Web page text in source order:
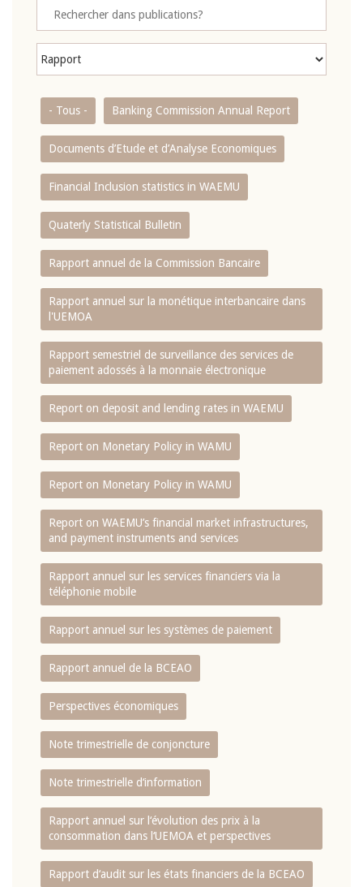
- Tous - Banking Commission Annual Report
Documents d’Etude et d’Analyse Economiques
Financial Inclusion statistics in WAEMU
Quaterly Statistical Bulletin
Rapport annuel de la Commission Bancaire
Rapport annuel sur la monétique interbancaire dans
l'UEMOA
Rapport semestriel de surveillance des services de
paiement adossés à la monnaie électronique
Report on deposit and lending rates in WAEMU
Report on Monetary Policy in WAMU
Report on Monetary Policy in WAMU
Report on WAEMU’s financial market infrastructures,
and payment instruments and services
Rapport annuel sur les services financiers via la
téléphonie mobile
Rapport annuel sur les systèmes de paiement
Rapport annuel de la BCEAO
Perspectives économiques
Note trimestrielle de conjoncture
Note trimestrielle d‘information
Rapport annuel sur l‘évolution des prix à la
consommation dans l‘UEMOA et perspectives
Rapport d‘audit sur les états financiers de la BCEAO